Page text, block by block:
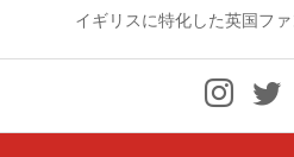
イギリスに特化した英国フ